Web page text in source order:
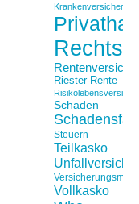
Krankenversicherung
Riester-Rente
Schaden
Steuern
Teilkasko
Vollkasko